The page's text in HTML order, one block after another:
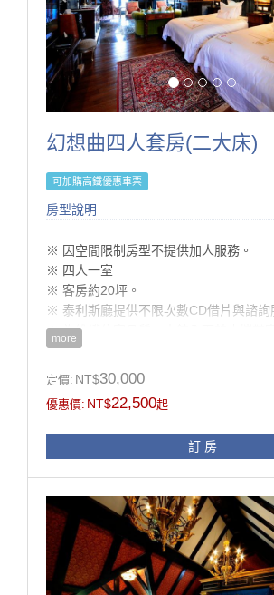
攝採每日限量預約管制。
● 線上訂房無核銷國旅卡，欲使用國旅卡
為了維護住宿環境的寧靜與安全，本民
成入住的房客使用。
·非住宿訪客恕不開放入內參觀或使用設
·若有親友需於入住期間來訪，請事先與
定辦理登記。（會客僅限於大廳）
·感謝您的理解與支持，讓每位旅客都能
的體驗。
1. 依入住人數贈晨光早餐。
2. 依入住人數贈精緻晚餐。
3. 客房minibar使用。
4. 刺繡珊瑚絨拖鞋。
5. 點心坊手作甜品。
幻想曲四人套房(二大床)
可加購高鐵優惠車票
房型說明
​※ 因空間限制房型不提供加人服務。
※ 四人一室
※ 客房約20坪。
※ 泰利斯廳提供不限次數CD借片與諮詢
※ 為維護住宿品質，本館全面禁止攜帶
止炊煮。
※ 房內多精品擺設，惟考慮孩童安全及
壓力，不建議12歲以下孩童入住。
※ 同等級房型格局或設備略有不同，請
準。
※ 本訂房不得與其它優惠專案合併使用。
事先來電或來信service@s-villa.com.tw
攝採每日限量預約管制。
● 線上訂房無核銷國旅卡，欲使用國旅
為了維護住宿環境的寧靜與安全，本民
more
定價: NT$30,000
優惠價: NT$22,500起
訂 房